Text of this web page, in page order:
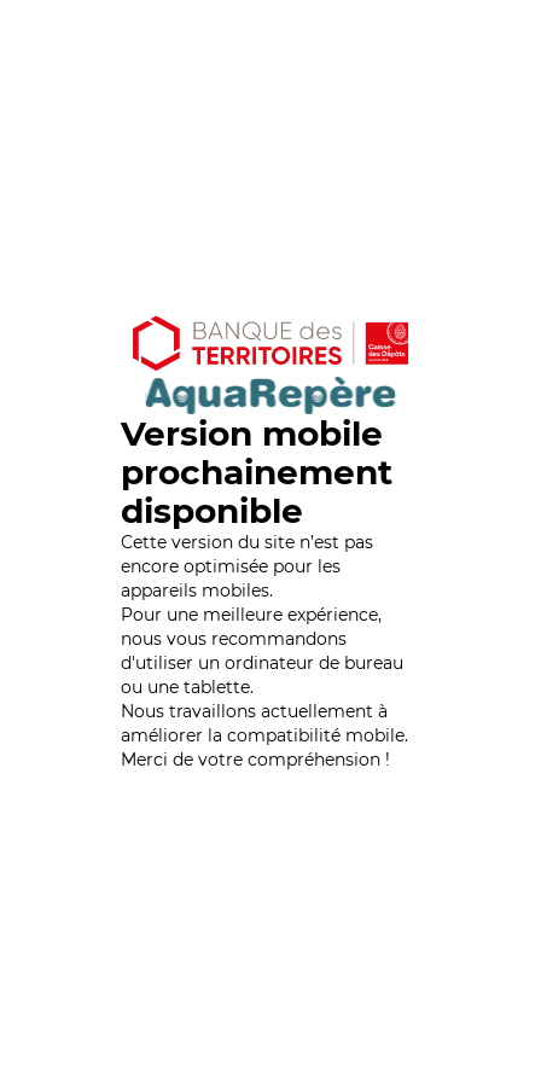
Version mobile
prochainement
disponible
Cette version du site n’est pas
encore optimisée pour les
appareils mobiles.
Pour une meilleure expérience,
nous vous recommandons
d'utiliser un ordinateur de bureau
ou une tablette.
Nous travaillons actuellement à
améliorer la compatibilité mobile.
Merci de votre compréhension !